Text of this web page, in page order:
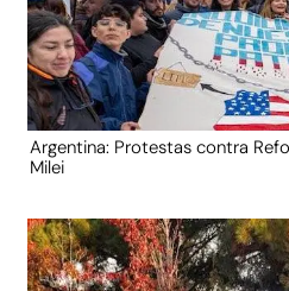
Argentina: Protestas contra
Milei